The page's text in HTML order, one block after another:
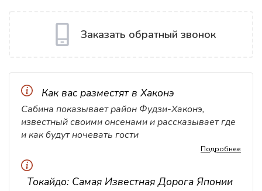
Заказать обратный звонок
Как вас разместят в Хаконэ
Сабина показывает район Фудзи-Хаконэ,
известный своими онсенами и рассказывает где
и как будут ночевать гости
Подробнее
Токайдо: Самая Известная Дорога Японии